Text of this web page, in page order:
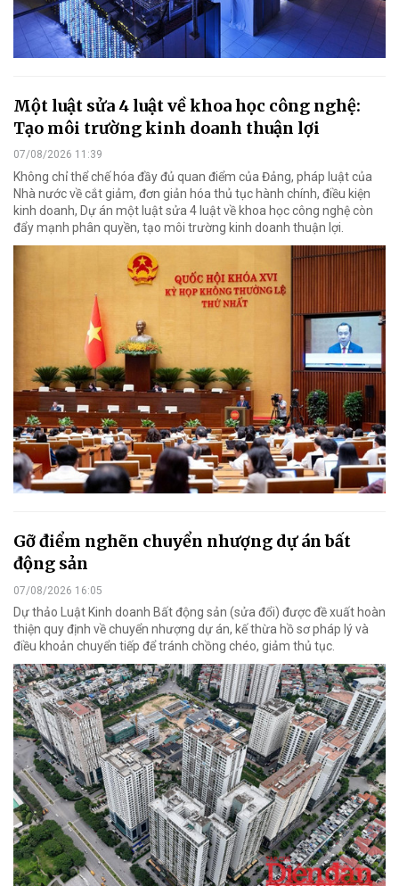
Một luật sửa 4 luật về khoa học công nghệ:
Tạo môi trường kinh doanh thuận lợi
07/08/2026 11:39
Không chỉ thể chế hóa đầy đủ quan điểm của Đảng, pháp luật của
Nhà nước về cắt giảm, đơn giản hóa thủ tục hành chính, điều kiện
kinh doanh, Dự án một luật sửa 4 luật về khoa học công nghệ còn
đẩy mạnh phân quyền, tạo môi trường kinh doanh thuận lợi.
Gỡ điểm nghẽn chuyển nhượng dự án bất
động sản
07/08/2026 16:05
Dự thảo Luật Kinh doanh Bất động sản (sửa đổi) được đề xuất hoàn
thiện quy định về chuyển nhượng dự án, kế thừa hồ sơ pháp lý và
điều khoản chuyển tiếp để tránh chồng chéo, giảm thủ tục.